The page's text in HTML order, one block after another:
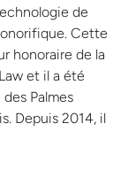
de
Cette
honoraire de la
et il a été
Palmes
Depuis 2014, il